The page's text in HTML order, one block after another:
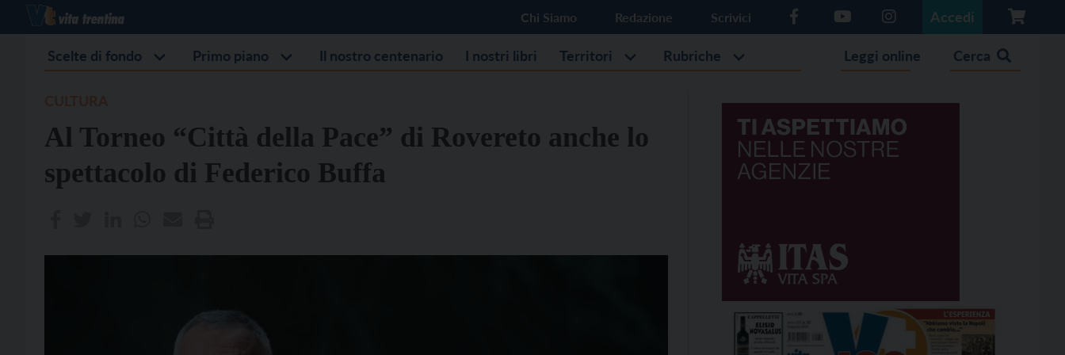
Chi Siamo Redazione Scrivici Accedi
Scelte di fondo Primo piano Il nostro centenario I nostri libri Territori Rubriche Leggi online Cerca
Al Torneo “Città della Pace” di Rovereto anche lo
spettacolo di Federico Buffa